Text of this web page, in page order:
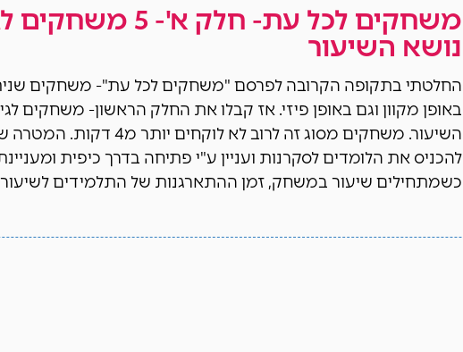
משחקים לכל עת- חלק א'- 5
נושא השיעור
החלטתי בתקופה הקרובה לפרסם "משחקים לכל עת"- משחקים
באופן מקוון וגם באופן פיזי. אז קבלו את החלק הראשון- משחקים
השיעור. משחקים מסוג זה לרוב לא לוקחים
להכניס את הלומדים לסקרנות ועניין ע"י פתיחה בדרך כיפית
כשמתחילים שיעור במשחק, זמן ההתארגנות של התלמידים